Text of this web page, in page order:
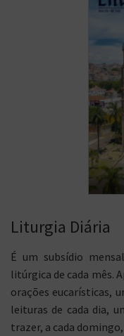
Liturgia Diária
É um subsídio
litúrgica de cada mês.
orações eucarísticas,
leituras de cada dia,
trazer, a cada